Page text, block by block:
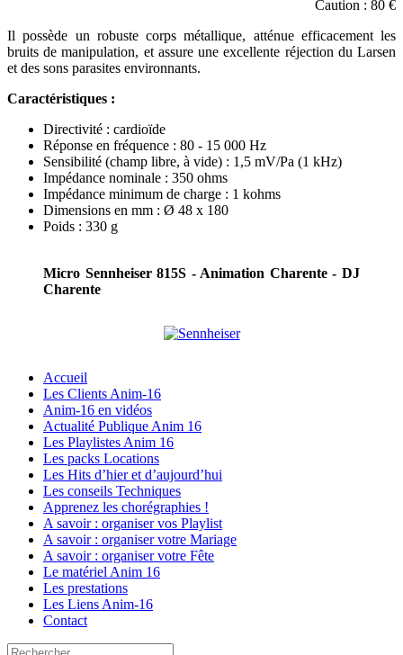
Caution : 80 €
Il possède un robuste corps métallique, atténue efficacement les
bruits de manipulation, et assure une excellente réjection du Larsen
et des sons parasites environnants.
Caractéristiques :
Directivité : cardioïde
Réponse en fréquence : 80 - 15 000 Hz
Sensibilité (champ libre, à vide) : 1,5 mV/Pa (1 kHz)
Impédance nominale : 350 ohms
Impédance minimum de charge : 1 kohms
Dimensions en mm : Ø 48 x 180
Poids : 330 g
Micro Sennheiser 815S - Animation Charente - DJ
Charente
Accueil
Les Clients Anim-16
Anim-16 en vidéos
Actualité Publique Anim 16
Les Playlistes Anim 16
Les packs Locations
Les Hits d’hier et d’aujourd’hui
Les conseils Techniques
Apprenez les chorégraphies !
A savoir : organiser vos Playlist
A savoir : organiser votre Mariage
A savoir : organiser votre Fête
Le matériel Anim 16
Les prestations
Les Liens Anim-16
Contact